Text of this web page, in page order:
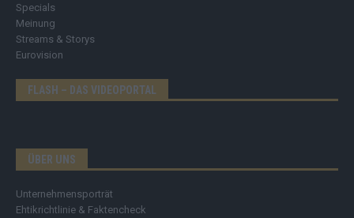
Specials
Meinung
Streams & Storys
Eurovision
FLASH – DAS VIDEOPORTAL
ÜBER UNS
Unternehmensporträt
Ehtikrichtlinie & Faktencheck